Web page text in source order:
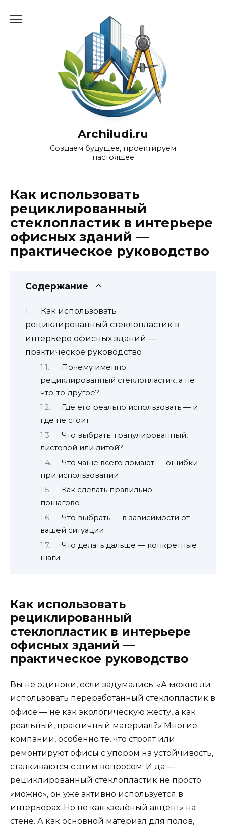
Archiludi.ru
Создаем будущее, проектируем
настоящее
Как использовать
рециклированный
стеклопластик в интерьере
офисных зданий —
практическое руководство
Содержание
Как использовать
рециклированный стеклопластик в
интерьере офисных зданий —
практическое руководство
Почему именно
рециклированный стеклопластик, а не
что-то другое?
Где его реально использовать — и
где не стоит
Что выбрать: гранулированный,
листовой или литой?
Что чаще всего ломают — ошибки
при использовании
Как сделать правильно —
пошагово
Что выбрать — в зависимости от
вашей ситуации
Что делать дальше — конкретные
шаги
Как использовать
рециклированный
стеклопластик в интерьере
офисных зданий —
практическое руководство
Вы не одиноки, если задумались: «А можно ли
использовать переработанный стеклопластик в
офисе — не как экологическую жесту, а как
реальный, практичный материал?» Многие
компании, особенно те, что строят или
ремонтируют офисы с упором на устойчивость,
сталкиваются с этим вопросом. И да —
рециклированный стеклопластик не просто
«можно», он уже активно используется в
интерьерах. Но не как «зелёный акцент» на
стене. А как основной материал для полов,